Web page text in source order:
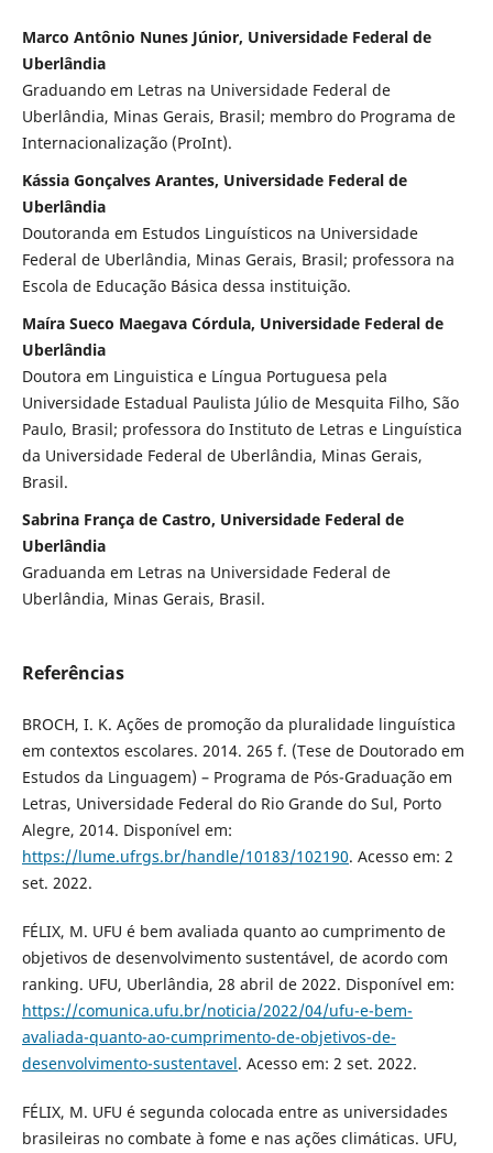
Marco Antônio Nunes Júnior, Universidade Federal de
Uberlândia
Graduando em Letras na Universidade Federal de
Uberlândia, Minas Gerais, Brasil; membro do Programa de
Internacionalização (ProInt).
Kássia Gonçalves Arantes, Universidade Federal de
Uberlândia
Doutoranda em Estudos Linguísticos na Universidade
Federal de Uberlândia, Minas Gerais, Brasil; professora na
Escola de Educação Básica dessa instituição.
Maíra Sueco Maegava Córdula, Universidade Federal de
Uberlândia
Doutora em Linguistica e Língua Portuguesa pela
Universidade Estadual Paulista Júlio de Mesquita Filho, São
Paulo, Brasil; professora do Instituto de Letras e Linguística
da Universidade Federal de Uberlândia, Minas Gerais,
Brasil.
Sabrina França de Castro, Universidade Federal de
Uberlândia
Graduanda em Letras na Universidade Federal de
Uberlândia, Minas Gerais, Brasil.
Referências
BROCH, I. K. Ações de promoção da pluralidade linguística
em contextos escolares. 2014. 265 f. (Tese de Doutorado em
Estudos da Linguagem) – Programa de Pós-Graduação em
Letras, Universidade Federal do Rio Grande do Sul, Porto
Alegre, 2014. Disponível em:
https://lume.ufrgs.br/handle/10183/102190. Acesso em: 2
set. 2022.
FÉLIX, M. UFU é bem avaliada quanto ao cumprimento de
objetivos de desenvolvimento sustentável, de acordo com
ranking. UFU, Uberlândia, 28 abril de 2022. Disponível em:
https://comunica.ufu.br/noticia/2022/04/ufu-e-bem-
avaliada-quanto-ao-cumprimento-de-objetivos-de-
desenvolvimento-sustentavel. Acesso em: 2 set. 2022.
FÉLIX, M. UFU é segunda colocada entre as universidades
brasileiras no combate à fome e nas ações climáticas. UFU,